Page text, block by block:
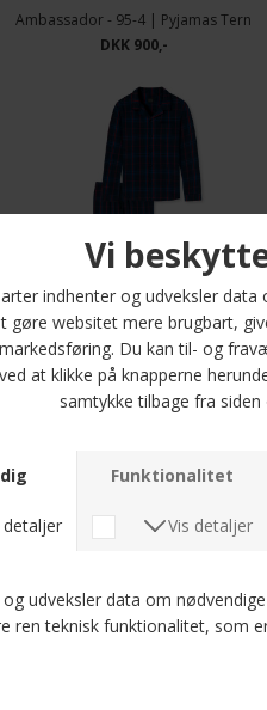
Ambassador - 95-4 | Pyjamas Tern
DKK 900,-
Schiesser - Pyjamas Flonnel | Midnight Blue
DKK 700,-